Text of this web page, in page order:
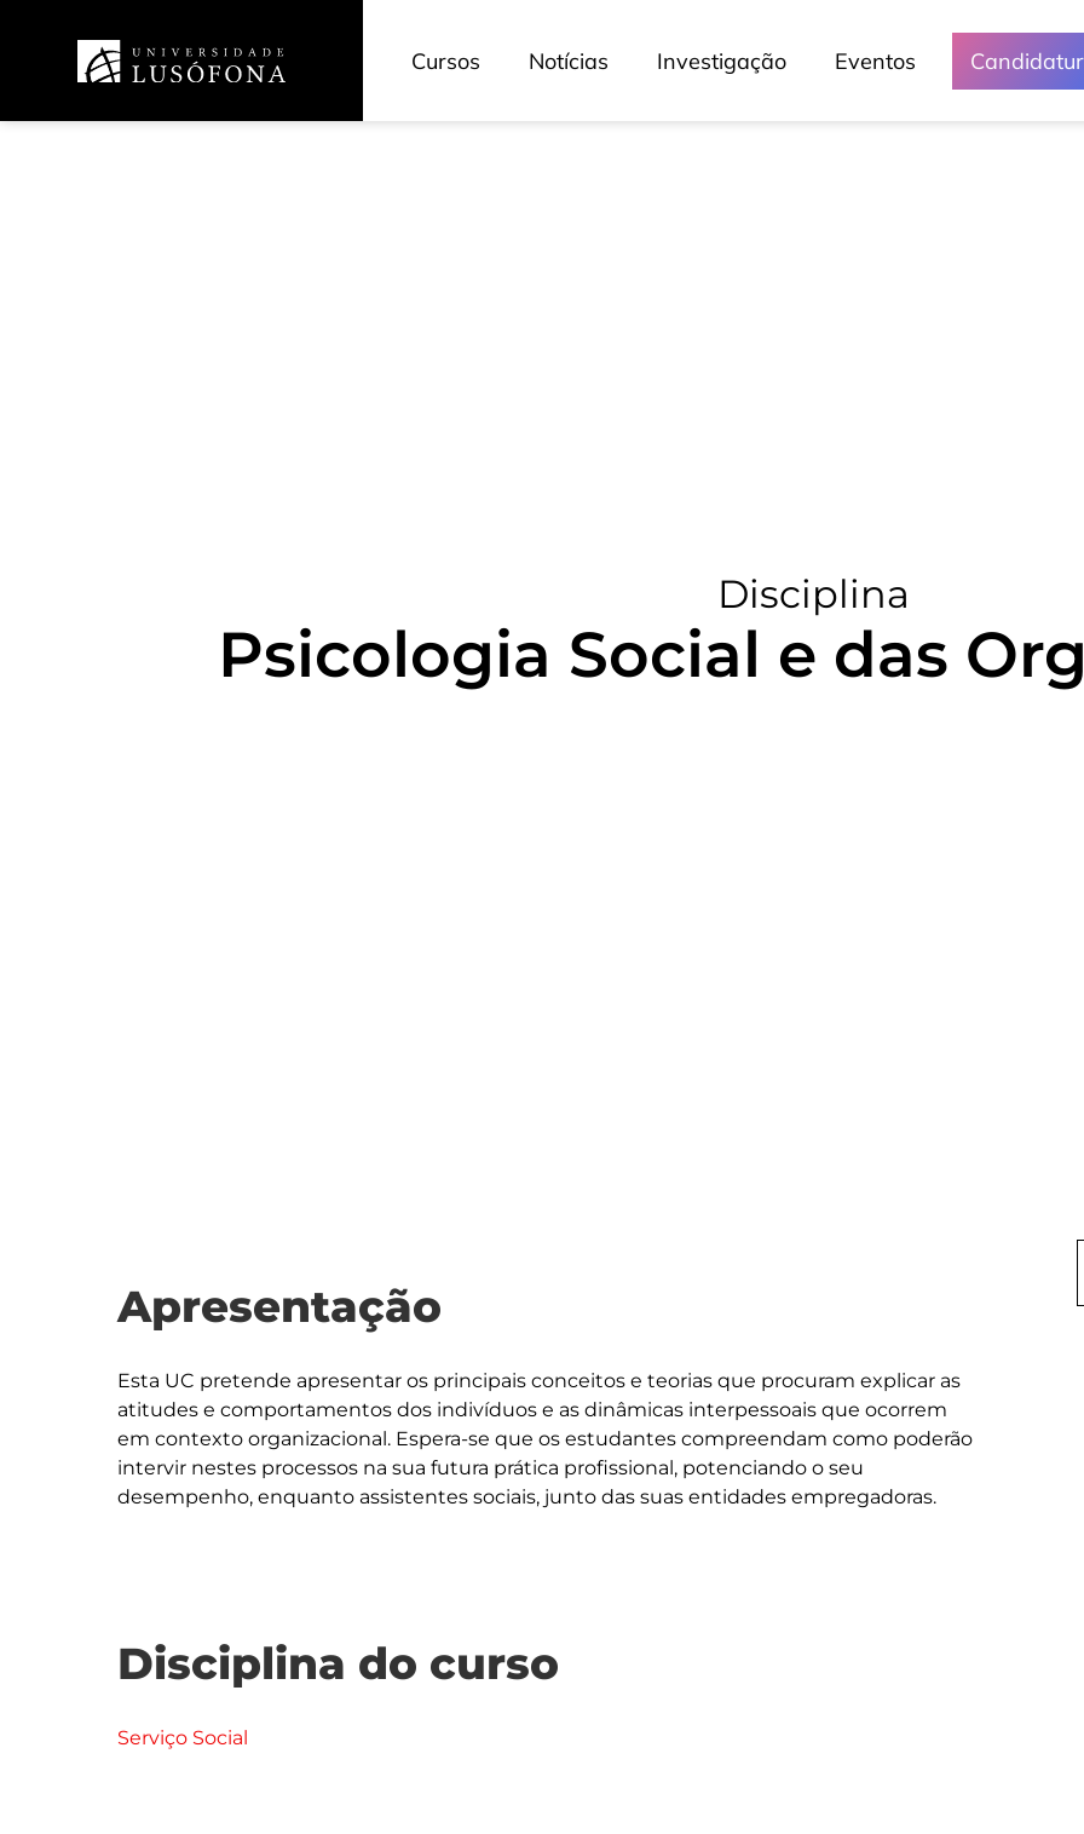
Cursos Notícias Investigação Eventos
Disciplina
Psicologia Social e das
Apresentação
Esta UC pretende apresentar os principais conceitos e teorias que procuram explicar as
atitudes e comportamentos dos indivíduos e as dinâmicas interpessoais que ocorrem
em contexto organizacional. Espera-se que os estudantes compreendam como poderão
intervir nestes processos na sua futura prática profissional, potenciando o seu
Disciplina do curso
Serviço Social